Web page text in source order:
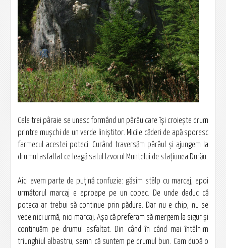
Cele trei pâraie se unesc formând un pârâu care îşi croieşte drum
printre muşchi de un verde liniştitor. Micile căderi de apă sporesc
farmecul acestei poteci. Curând traversăm pârâul şi ajungem la
drumul asfaltat ce leagă satul Izvorul Muntelui de staţiunea Durău.
Aici avem parte de puţină confuzie: găsim stâlp cu marcaj, apoi
următorul marcaj e aproape pe un copac. De unde deduc că
poteca ar trebui să continue prin pădure. Dar nu e chip, nu se
vede nici urmă, nici marcaj. Aşa că preferam să mergem la sigur şi
continuăm pe drumul asfaltat. Din când în când mai întâlnim
triunghiul albastru, semn că suntem pe drumul bun. Cam după o